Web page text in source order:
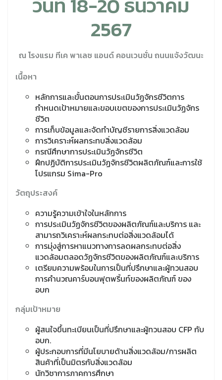
2567
ณ โรงแรม ทีเค พาเลซ แอนด์ คอนเวนชั่น ถนนแจ้งวัฒนะ
เนื้อหา
หลักการและขั้นตอนการประเมินวัฏจักรชีวิตการ
กำหนดเป้าหมายและขอบเขต​ของการประเมินวัฏจักร
ชีวิต​
การเก็บข้อมูลและจัดทำบัญชีรายการสิ่งแวดล้อม​
การวิเคราะห์ผลกระทบสิ่งแวดล้อม​
กรณีศึกษาการประเมินวัฏจักรชีวิต​
ฝึกปฏิบัติการประเมินวัฏจักรชีวิตผลิตภัณฑ์และการใช้
โปรแกรม Sima-Pro
วัตถุประสงค์
ความรู้ความเข้าใจในหลักการ ​
การประเมินวัฏจักรชีวิตของผลิตภัณฑ์และบริการ และ
สามารถวิเคราะห์ผลกระทบต่อสิ่งแวดล้อมได้​
การมุ่งสู่การหาแนวทางการลดผลกระทบต่อสิ่ง
แวดล้อมตลอดวัฏจักรชีวิตของผลิตภัณฑ์และบริการ ​
เตรียมความพร้อมในการเป็นที่ปรึกษาและผู้ทวนสอบ
การคำนวณคาร์บอนฟุตพริ้นท์ของผลิตภัณฑ์ ของ
อบก
กลุ่มเป้าหมาย
ผู้สนใจขึ้นทะเบียนเป็นที่ปรึกษาและผู้ทวนสอบ CFP กับ
อบก.​
ผู้ประกอบการที่มีนโยบายด้านสิ่งแวดล้อม/การผลิต
สินค้าที่เป็นมิตรกับสิ่งแวดล้อม​
นักวิชาการภาคการศึกษา